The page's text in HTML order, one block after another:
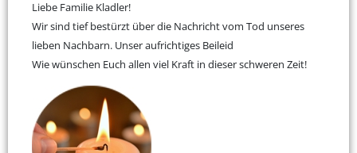
Liebe Familie Kladler!
Wir sind tief bestürzt über die Nachricht vom Tod unseres
lieben Nachbarn. Unser aufrichtiges Beileid
Wie wünschen Euch allen viel Kraft in dieser schweren Zeit!